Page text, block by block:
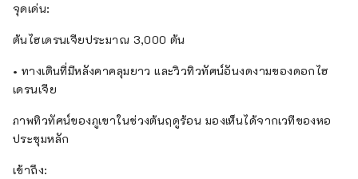
จุดเด่น:
ต้นไฮเดรนเจียประมาณ 3,000 ต้น
• ทางเดินที่มีหลังคาคลุมยาว และวิวทิวทัศน์อันงดงามของดอกไฮ
เดรนเจีย
ภาพทิวทัศน์ของภูเขาในช่วงต้นฤดูร้อน มองเห็นได้จากเวทีของหอ
ประชุมหลัก
เข้าถึง: